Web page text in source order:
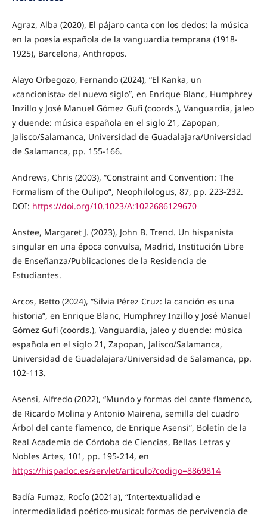
Agraz, Alba (2020), El pájaro canta con los dedos: la música
en la poesía española de la vanguardia temprana (1918-
1925), Barcelona, Anthropos.
Alayo Orbegozo, Fernando (2024), “El Kanka, un
«cancionista» del nuevo siglo”, en Enrique Blanc, Humphrey
Inzillo y José Manuel Gómez Gufi (coords.), Vanguardia, jaleo
y duende: música española en el siglo 21, Zapopan,
Jalisco/Salamanca, Universidad de Guadalajara/Universidad
de Salamanca, pp. 155-166.
Andrews, Chris (2003), “Constraint and Convention: The
Formalism of the Oulipo”, Neophilologus, 87, pp. 223-232.
DOI: https://doi.org/10.1023/A:1022686129670
Anstee, Margaret J. (2023), John B. Trend. Un hispanista
singular en una época convulsa, Madrid, Institución Libre
de Enseñanza/Publicaciones de la Residencia de
Estudiantes.
Arcos, Betto (2024), “Silvia Pérez Cruz: la canción es una
historia”, en Enrique Blanc, Humphrey Inzillo y José Manuel
Gómez Gufi (coords.), Vanguardia, jaleo y duende: música
española en el siglo 21, Zapopan, Jalisco/Salamanca,
Universidad de Guadalajara/Universidad de Salamanca, pp.
102-113.
Asensi, Alfredo (2022), “Mundo y formas del cante flamenco,
de Ricardo Molina y Antonio Mairena, semilla del cuadro
Árbol del cante flamenco, de Enrique Asensi”, Boletín de la
Real Academia de Córdoba de Ciencias, Bellas Letras y
Nobles Artes, 101, pp. 195-214, en
https://hispadoc.es/servlet/articulo?codigo=8869814
Badía Fumaz, Rocío (2021a), “Intertextualidad e
intermedialidad poético-musical: formas de pervivencia de